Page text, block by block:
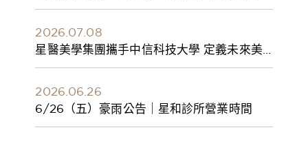
入劑」台灣獨家總代理
2026.07.08
星醫美學集團攜手中信科技大學 定義未來美
學人才新標準 建構健康美學產學共育模式 串
2026.06.26
6/26（五）豪雨公告｜星和診所營業時間